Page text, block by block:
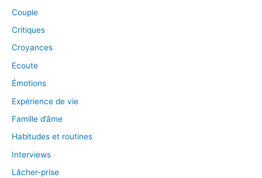
Couple
Critiques
Croyances
Ecoute
Émotions
Expérience de vie
Famille d’âme
Habitudes et routines
Interviews
Lâcher-prise